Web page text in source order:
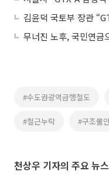
무너진 노후, 국민연금
#수도권광역급행철도
#철근누락 #구조물
천상우 기자의 주요 뉴스